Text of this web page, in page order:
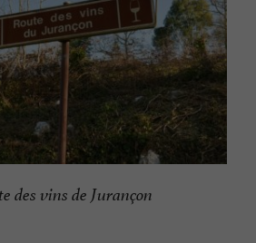
des vins de Jurançon